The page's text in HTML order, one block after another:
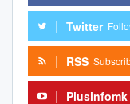
Twitter
RSS
Plusinfomk